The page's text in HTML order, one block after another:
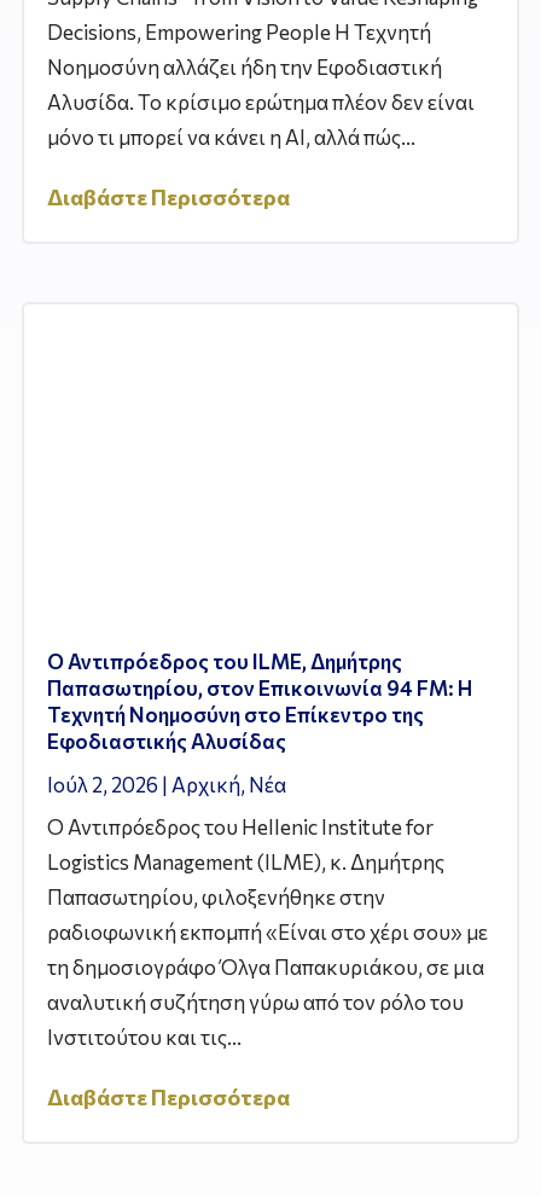
Decisions, Empowering People Η Τεχνητή
Νοημοσύνη αλλάζει ήδη την Εφοδιαστική
Αλυσίδα. Το κρίσιμο ερώτημα πλέον δεν είναι
μόνο τι μπορεί να κάνει η AI, αλλά πώς...
Διαβάστε Περισσότερα
Ο Αντιπρόεδρος του ILME, Δημήτρης
Παπασωτηρίου, στον Επικοινωνία 94 FM: Η
Τεχνητή Νοημοσύνη στο Επίκεντρο της
Εφοδιαστικής Αλυσίδας
Ιούλ 2, 2026 | Αρχική, Νέα
Ο Αντιπρόεδρος του Hellenic Institute for
Logistics Management (ILME), κ. Δημήτρης
Παπασωτηρίου, φιλοξενήθηκε στην
ραδιοφωνική εκπομπή «Είναι στο χέρι σου» με
τη δημοσιογράφο Όλγα Παπακυριάκου, σε μια
αναλυτική συζήτηση γύρω από τον ρόλο του
Ινστιτούτου και τις...
Διαβάστε Περισσότερα